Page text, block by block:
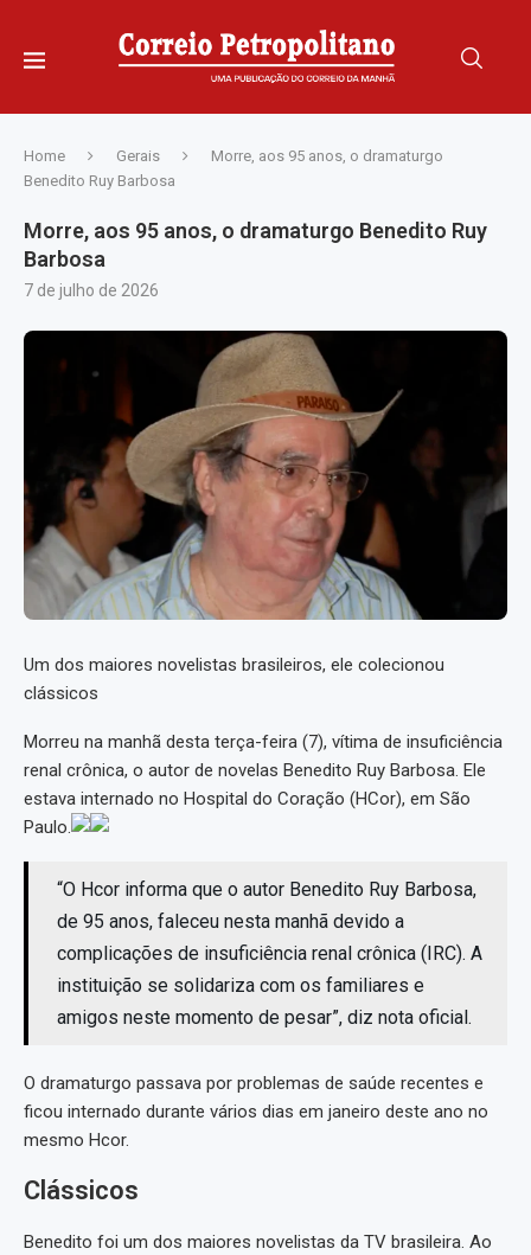
Home Gerais
Morre, aos 95 anos, o dramaturgo
Benedito Ruy Barbosa
Morre, aos 95 anos, o dramaturgo Benedito Ruy
Barbosa
7 de julho de 2026
Um dos maiores novelistas brasileiros, ele colecionou
clássicos
Morreu na manhã desta terça-feira (7), vítima de insuficiência
renal crônica, o autor de novelas Benedito Ruy Barbosa. Ele
estava internado no Hospital do Coração (HCor), em São
Paulo.
“O Hcor informa que o autor Benedito Ruy Barbosa,
de 95 anos, faleceu nesta manhã devido a
complicações de insuficiência renal crônica (IRC). A
instituição se solidariza com os familiares e
amigos neste momento de pesar”, diz nota oficial.
O dramaturgo passava por problemas de saúde recentes e
ficou internado durante vários dias em janeiro deste ano no
mesmo Hcor.
Clássicos
Benedito foi um dos maiores novelistas da TV brasileira. Ao